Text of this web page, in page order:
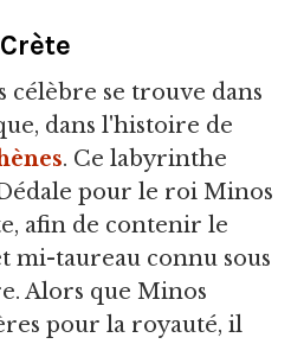
se trouve dans
dans l'histoire de
. Ce labyrinthe
pour le roi Minos
afin de contenir le
mi-taureau connu sous
Alors que Minos
pour la royauté, il